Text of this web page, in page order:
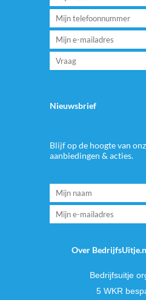
Nieuwsbrief
Blijf op de hoogte van
aanbiedingen & acties.
Over
Bedrijfsuitje
5 WKR